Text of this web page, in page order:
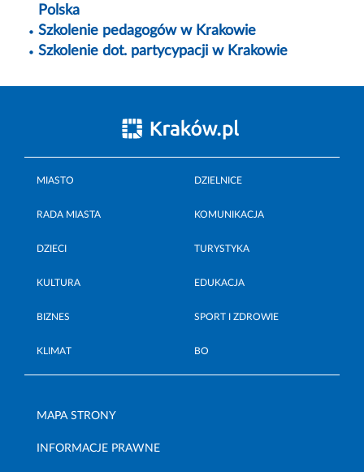
Polska
Szkolenie pedagogów w Krakowie
Szkolenie dot. partycypacji w Krakowie
MIASTO DZIELNICE
RADA MIASTA KOMUNIKACJA
DZIECI TURYSTYKA
KULTURA EDUKACJA
BIZNES SPORT I ZDROWIE
KLIMAT BO
MAPA STRONY
INFORMACJE PRAWNE